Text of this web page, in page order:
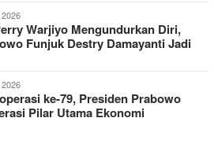
Warjiyo Mengundurkan Diri,
Funjuk Destry Damayanti Jadi
ke-79, Presiden Prabowo
Pilar Utama Ekonomi